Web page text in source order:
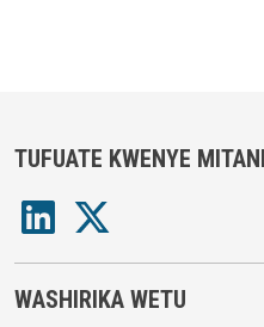
TUFUATE KWENYE
WASHIRIKA WETU